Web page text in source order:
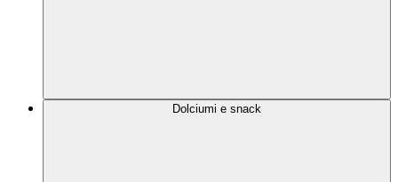
Dolciumi e snack